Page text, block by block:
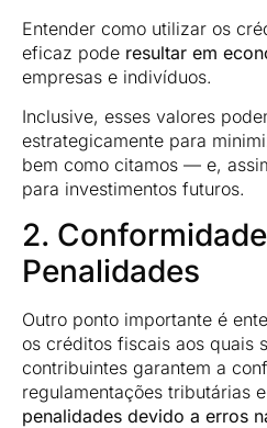
Entender como utilizar os
eficaz pode resultar em
empresas e indivíduos.
Inclusive, esses valores
estrategicamente para
bem como citamos — e,
para investimentos futuros.
2.
Penalidades
Outro ponto importante é
os créditos fiscais aos quais
contribuintes garantem a
regulamentações tributárias
penalidades devido a erros